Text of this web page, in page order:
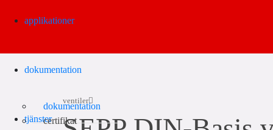
applikationer
dokumentation
dokumentation
certifikat
tjänster
ventiler